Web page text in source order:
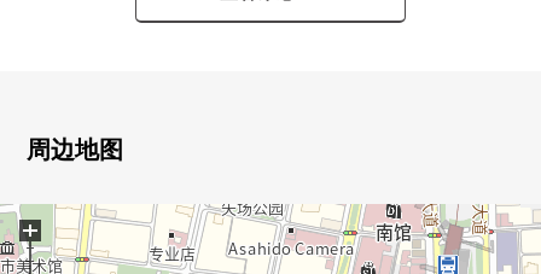
○ 每月费用公益金/10,350日元
扣除前的数据。
周边地图
+